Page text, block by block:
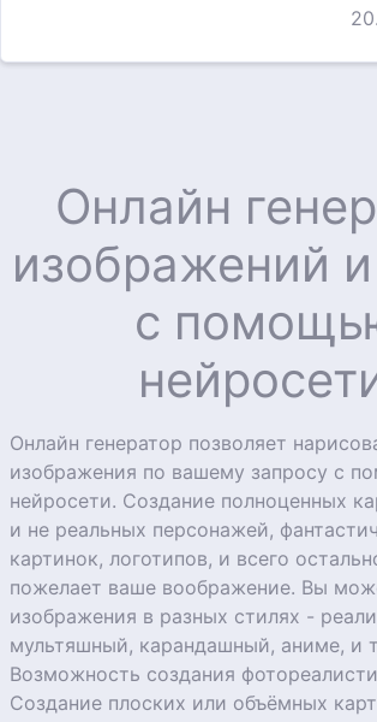
Онлайн
изображений
с
Онлайн генератор позволяет
изображения по вашему запросу с
нейросети. Создание полноценных
и не реальных персонажей,
картинок, логотипов, и всего
пожелает ваше воображение. Вы
изображения в разных стилях -
мультяшный, карандашный, аниме, и
Возможность создания
Создание плоских или объёмных